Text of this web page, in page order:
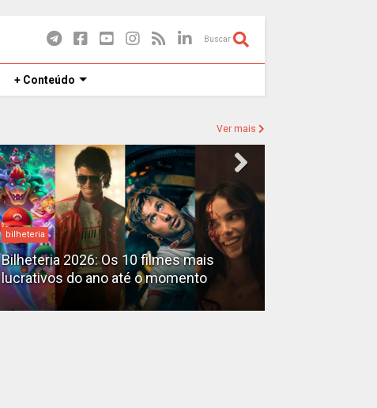
Buscar
+ Conteúdo
Ver mais
bilheteria
Bilheteria 2026: Os 10 filmes mais
lucrativos do ano até o momento